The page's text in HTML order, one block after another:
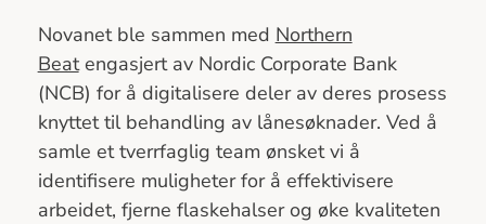
Novanet ble sammen med Northern
Beatengasjert av Nordic Corporate Bank
(NCB) for å digitalisere deler av deres prosess
knyttet til behandling av lånesøknader. Ved å
samle et tverrfaglig team ønsket vi å
identifisere muligheter for å effektivisere
arbeidet, fjerne flaskehalser og øke kvaliteten